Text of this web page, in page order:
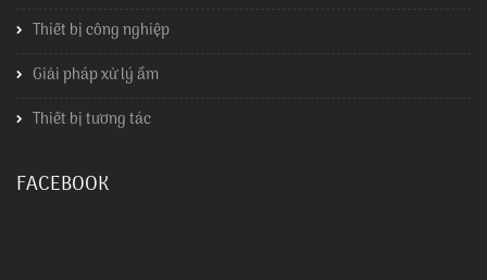
Thiết bị công nghiệp
Giải pháp xử lý ẩm
Thiết bị tương tác
FACEBOOK